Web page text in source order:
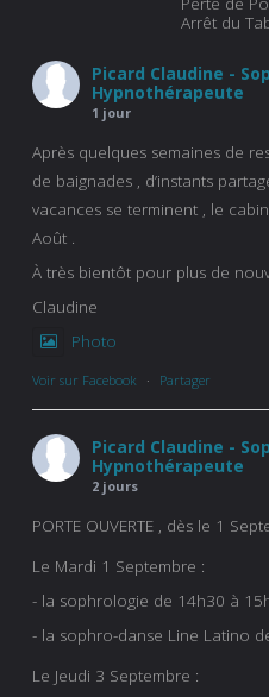
Arrêt du
Picard Claudine -
Hypnothérapeute
1 jour
Après quelques semaines de
de baignades , d’instants
vacances se terminent , le
Août .
À très bientôt pour plus de
Claudine
Photo
Voir sur Facebook · Partager
Picard Claudine -
Hypnothérapeute
2 jours
PORTE OUVERTE , dès le 1
Le Mardi 1 Septembre :
- la sophrologie de 14h30 à
- la sophro-danse Line Latino
Le Jeudi 3 Septembre :